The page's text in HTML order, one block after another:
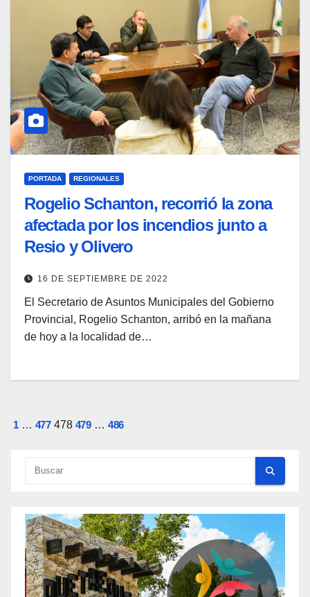
PORTADA REGIONALES
Rogelio Schanton, recorrió la zona
afectada por los incendios junto a
Resio y Olivero
16 DE SEPTIEMBRE DE 2022
El Secretario de Asuntos Municipales del Gobierno
Provincial, Rogelio Schanton, arribó en la mañana
de hoy a la localidad de…
Paginación
1 … 477 478 479 … 486